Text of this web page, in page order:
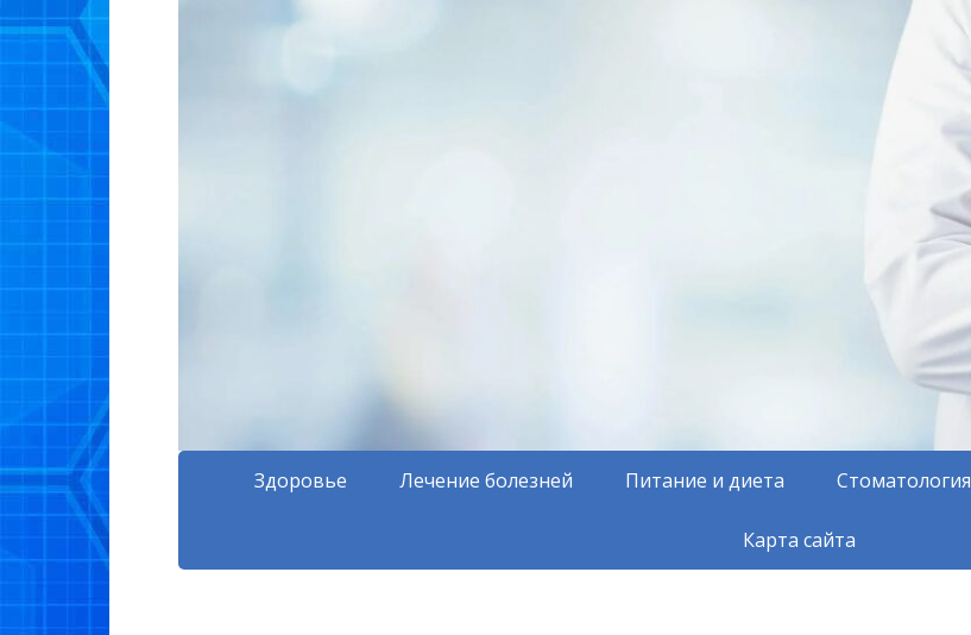
Здоровье Лечение болезней Питание и диета Стоматология
Карта сайта